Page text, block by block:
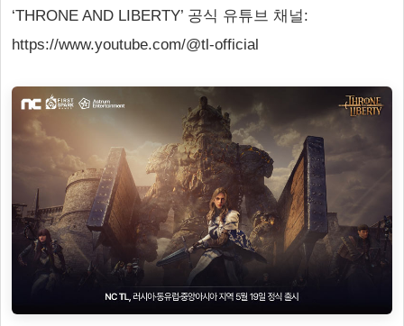
‘THRONE AND LIBERTY’ 공식 유튜브 채널:
https://www.youtube.com/@tl-official